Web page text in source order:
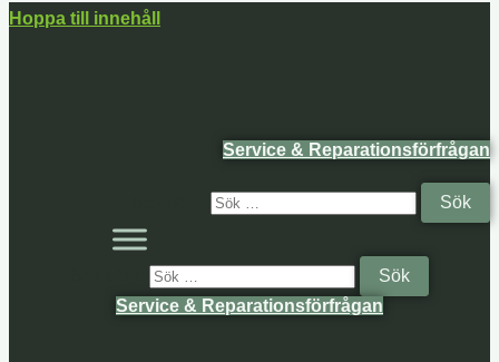
Hoppa till innehåll
Service & Reparationsförfrågan
Service & Reparationsförfrågan